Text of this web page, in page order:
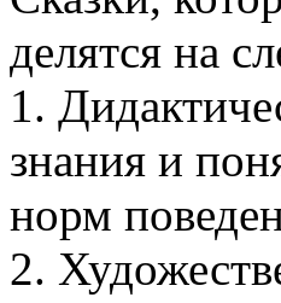
делятся на
1.
знания и
норм
2.